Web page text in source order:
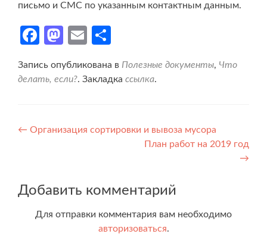
письмо и СМС по указанным контактным данным.
Facebook
Mastodon
Email
Запись опубликована в Полезные документы, Что
делать, если?. Закладка ссылка.
Навигация
← Организация сортировки и вывоза мусора
План работ на 2019 год
→
Добавить комментарий
Для отправки комментария вам необходимо
авторизоваться.